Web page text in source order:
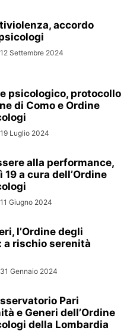
accordo
12 Settembre 2024
psicologico, protocollo
di Como e Ordine
19 Luglio 2024
alla performance,
19 a cura dell’Ordine
11 Giugno 2024
l’Ordine degli
a rischio serenità
31 Gennaio 2024
Pari
e Generi dell’Ordine
della Lombardia